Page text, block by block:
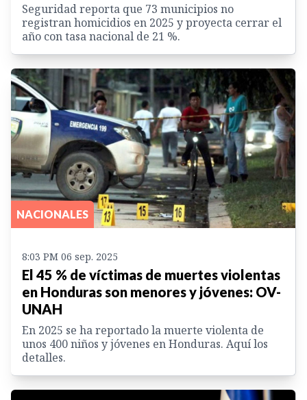
Seguridad reporta que 73 municipios no
registran homicidios en 2025 y proyecta cerrar el
año con tasa nacional de 21 %.
NACIONALES
8:03 PM 06 sep. 2025
El 45 % de víctimas de muertes violentas
en Honduras son menores y jóvenes: OV-
UNAH
En 2025 se ha reportado la muerte violenta de
unos 400 niños y jóvenes en Honduras. Aquí los
detalles.